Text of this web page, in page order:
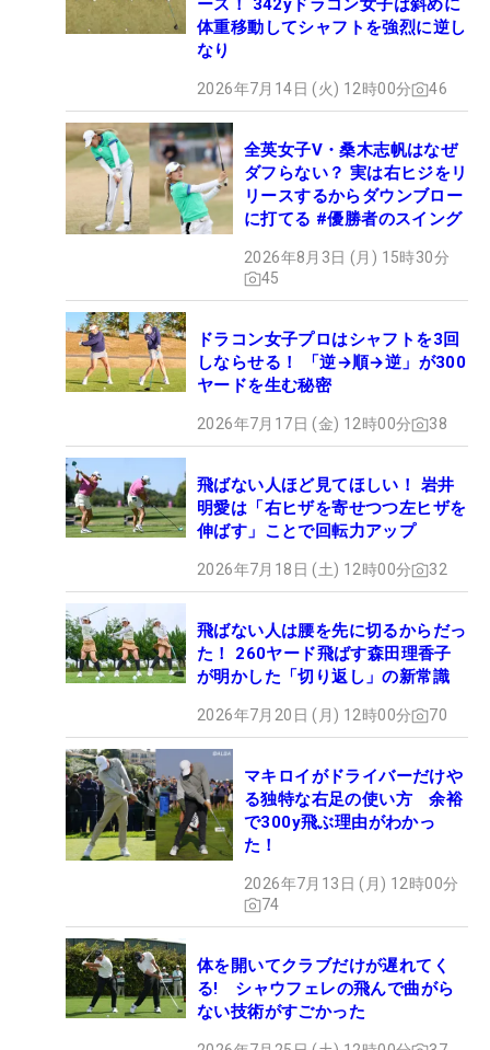
ース！ 342yドラコン女子は斜めに
体重移動してシャフトを強烈に逆し
なり
2026年7月14日 (火) 12時00分 46
全英女子V・桑木志帆はなぜ
ダフらない？ 実は右ヒジをリ
リースするからダウンブロー
に打てる #優勝者のスイング
2026年8月3日 (月) 15時30分
45
ドラコン女子プロはシャフトを3回
しならせる！ 「逆→順→逆」が300
ヤードを生む秘密
2026年7月17日 (金) 12時00分 38
飛ばない人ほど見てほしい！ 岩井
明愛は「右ヒザを寄せつつ左ヒザを
伸ばす」ことで回転力アップ
2026年7月18日 (土) 12時00分 32
飛ばない人は腰を先に切るからだっ
た！ 260ヤード飛ばす森田理香子
が明かした「切り返し」の新常識
2026年7月20日 (月) 12時00分 70
マキロイがドライバーだけや
る独特な右足の使い方 余裕
で300y飛ぶ理由がわかっ
た！
2026年7月13日 (月) 12時00分
74
体を開いてクラブだけが遅れてく
る! シャウフェレの飛んで曲がら
ない技術がすごかった